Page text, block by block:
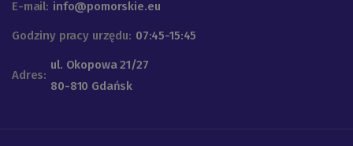
E-mail: info@pomorskie.eu
Godziny pracy urzędu: 07:45-15:45
Adres:
ul. Okopowa 21/27
80-810 Gdańsk